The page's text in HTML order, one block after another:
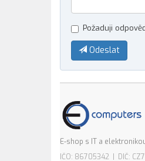
Požaduji
Odeslat
E-shop s IT a
IČO: 86705342 | DIČ: